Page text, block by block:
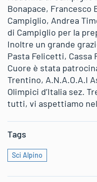
Bonapace, Francesco
Campiglio, Andrea
di Campiglio per la
Inoltre un grande
Pasta Felicetti, Cassa
Cuore è stata
Trentino, A.N.A.O.A.I
Olimpici d’Italia sez.
tutti, vi aspettiamo nel
Tags
Sci Alpino